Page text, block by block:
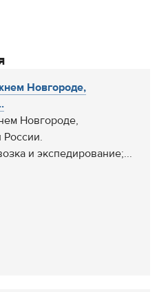
Новгороде,
Новгороде,
России.
и экспедирование;...